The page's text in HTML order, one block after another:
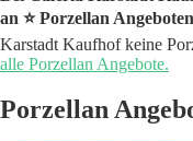
an ⭐️ Porzellan
Karstadt Kaufhof keine
alle Porzellan Angebote.
Porzellan